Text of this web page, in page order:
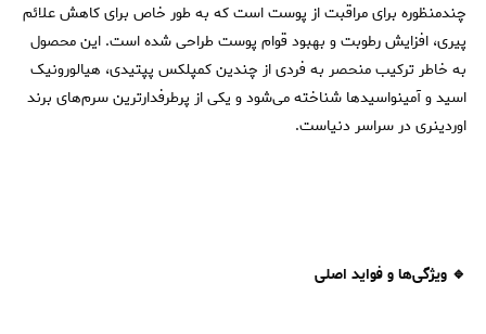
چندمنظوره برای مراقبت از پوست است که به طور خاص برای کاهش علائم
پیری، افزایش رطوبت و بهبود قوام پوست طراحی شده است. این محصول
به خاطر ترکیب منحصر به فردی از چندین کمپلکس پپتیدی، هیالورونیک
اسید و آمینواسیدها شناخته می‌شود و یکی از پرطرفدارترین سرم‌های برند
اوردینری در سراسر دنیاست.
🔹 ویژگی‌ها و فواید اصلی